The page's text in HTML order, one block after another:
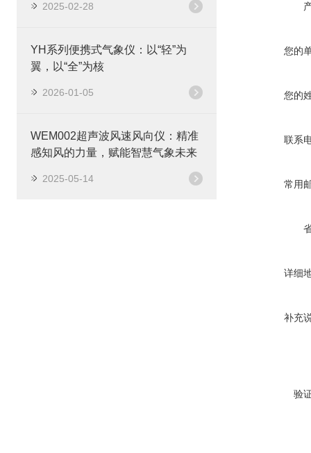
2025-02-28
YH系列便携式气象仪：以“轻”为
翼，以“全”为核
2026-01-05
WEM002超声波风速风向仪：精准
感知风的力量，赋能智慧气象未来
2025-05-14
您的
您的
联系
常用
详细
补充
验